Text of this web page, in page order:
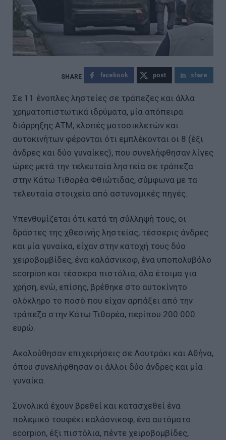
facebook post share
Σε 11 ένοπλες ληστείες σε τράπεζες και άλλα
χρηματοπιστωτικά ιδρύματα, μία απόπειρα
διάρρηξης ΑΤΜ, κλοπές μοτοσικλετών και
αυτοκινήτων φέρονται ότι εμπλέκονται οι 8 (έξι
άνδρες και δύο γυναίκες), που συνελήφθησαν λίγες
ώρες μετά την τελευταία ληστεία σε τράπεζα
στην Κάτω Τιθορέα Φθιώτιδας, σύμφωνα με τα
τελευταία στοιχεία από αστυνομικές πηγές.
Υπενθυμίζεται ότι κατά τη σύλληψή τους, οι
δράστες της χθεσινής ληστείας, τέσσερις άνδρες
και μία γυναίκα, είχαν στην κατοχή τους δύο
χειροβομβίδες, ένα καλάσνικοφ, ένα υποπολυβόλο
scorpion και τέσσερα πιστόλια, όλα έτοιμα για
χρήση, ενώ, επίσης, βρέθηκε στο αυτοκίνητο
ολόκληρο το ποσό που είχαν αρπάξει από την
τράπεζα στην Κάτω Τιθορέα, περίπου 200.000
ευρώ.
Ακολούθησαν επιχειρήσεις σε Λουτράκι και Αθήνα,
όπου συνελήφθησαν οι άλλοι δύο άνδρες και μία
γυναίκα.
Συνολικά έχουν βρεθεί και κατασχεθεί ένα
πολεμικό τουφέκι καλάσνικοφ, ένα αυτόματο
scorpion, έξι πιστόλια, πέντε χειροβομβίδες,